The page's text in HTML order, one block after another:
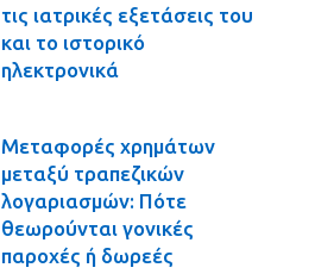
τις ιατρικές εξετάσεις του
και το ιστορικό
ηλεκτρονικά
Μεταφορές χρημάτων
μεταξύ τραπεζικών
λογαριασμών: Πότε
θεωρούνται γονικές
παροχές ή δωρεές